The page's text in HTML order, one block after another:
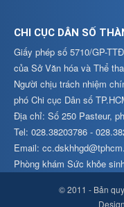
CHI CỤC DÂN SỐ
Giấy phép số 5710/GP-
của Sở Văn hóa và Thể
Người chịu trách nhiệm
phó Chi cục Dân số
Địa chỉ: Số 250 Pasteur,
Tel: 028.38203786 -
Email:
Phòng khám Sức khỏe
© 2011 - Bản